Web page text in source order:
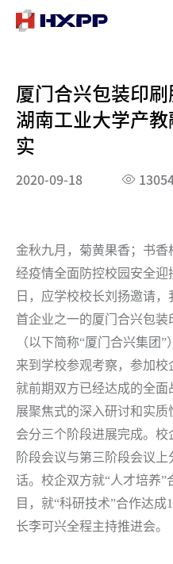
厦门合兴包装印刷
湖南工业大学产
实
2020-09-18
金秋九月，菊黄果香；书香
经疫情全面防控校园安全迎
日，应学校校长刘扬邀请
首企业之一的厦门合兴包装
（以下简称“厦门合兴集团
来到学校参观考察，参加校
就前期双方已经达成的全
展聚焦式的深入研讨和实质
会分三个阶段进展完成。
阶段会议与第三阶段会议
话。校企双方就“人才培养”
目，就“科研技术”合作达成
长李可兴全程主持推进会。